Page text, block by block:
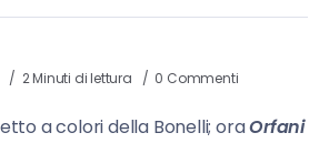
2 Minuti di lettura 0 Commenti
a colori della Bonelli; oraOrfani